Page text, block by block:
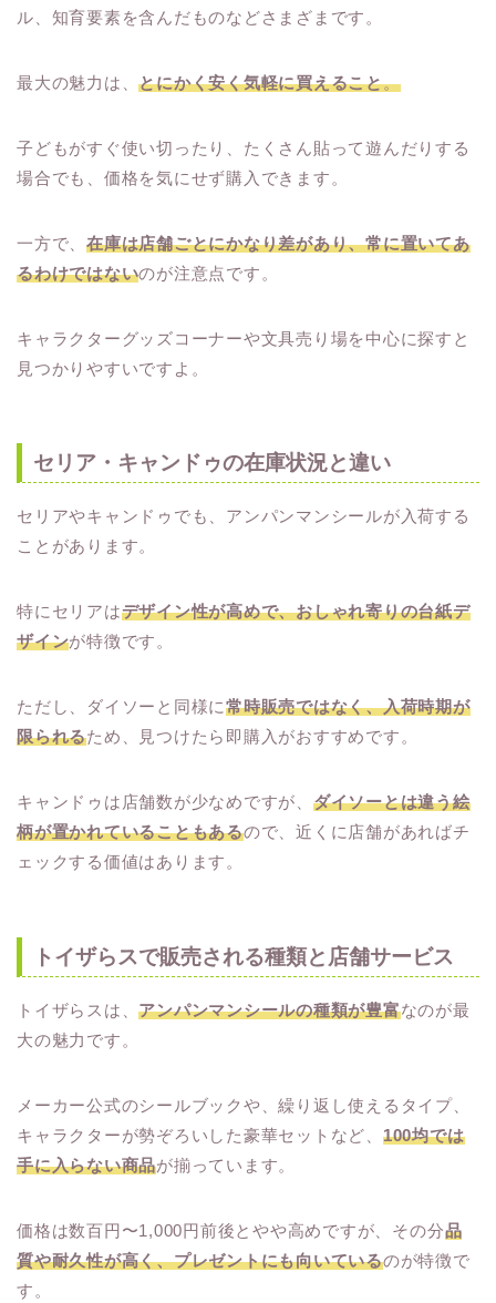
ル、知育要素を含んだものなどさまざまです。
最大の魅力は、とにかく安く気軽に買えること。
子どもがすぐ使い切ったり、たくさん貼って遊んだりする
場合でも、価格を気にせず購入できます。
一方で、在庫は店舗ごとにかなり差があり、常に置いてあ
るわけではないのが注意点です。
キャラクターグッズコーナーや文具売り場を中心に探すと
見つかりやすいですよ。
セリア・キャンドゥの在庫状況と違い
セリアやキャンドゥでも、アンパンマンシールが入荷する
ことがあります。
特にセリアはデザイン性が高めで、おしゃれ寄りの台紙デ
ザインが特徴です。
ただし、ダイソーと同様に常時販売ではなく、入荷時期が
限られるため、見つけたら即購入がおすすめです。
キャンドゥは店舗数が少なめですが、 ダイソーとは違う絵
柄が置かれていることもあるので、近くに店舗があればチ
ェックする価値はあります。
トイザらスで販売される種類と店舗サービス
トイザらスは、アンパンマンシールの種類が豊富なのが最
大の魅力です。
メーカー公式のシールブックや、繰り返し使えるタイプ、
キャラクターが勢ぞろいした豪華セットなど、 100均では
手に入らない商品が揃っています。
価格は数百円〜1,000円前後とやや高めですが、その分品
質や耐久性が高く、プレゼントにも向いているのが特徴で
す。